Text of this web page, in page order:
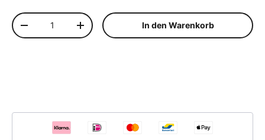
Anzahl
Menge verringernMenge erhöhenIn den Warenkorb